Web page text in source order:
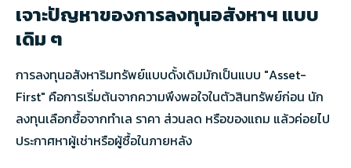
เจาะปัญหาของการลงทุนอสังหาฯ แบบ
เดิม ๆ
การลงทุนอสังหาริมทรัพย์แบบดั้งเดิมมักเป็นแบบ "Asset-
First" คือการเริ่มต้นจากความพึงพอใจในตัวสินทรัพย์ก่อน นัก
ลงทุนเลือกซื้อจากทำเล ราคา ส่วนลด หรือของแถม แล้วค่อยไป
ประกาศหาผู้เช่าหรือผู้ซื้อในภายหลัง